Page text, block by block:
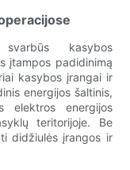
kasybos
įtampos padidinimą
kasybos įrangai ir
energijos šaltinis,
elektros energijos
teritorijoje. Be
didžiulės įrangos ir